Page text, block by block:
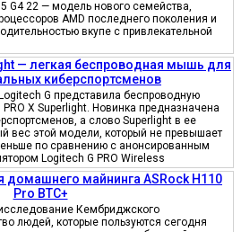
G4 22 — модель нового семейства,
AMD последнего поколения и
вкупе с привлекательной
— легкая беспроводная мышь для
киберспортсменов
G представила беспроводную
X Superlight. Новинка предназначена
а слово Superlight в ее
вес этой модели, который не превышает
по сравнению с анонсированным
Logitech G PRO Wireless
домашнего майнинга ASRock H110
Pro BTC+
Кембриджского
людей, которые пользуются сегодня